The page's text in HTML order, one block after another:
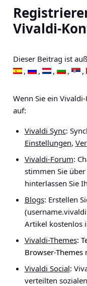
Vivaldi-
Dieser Beitrag ist
Wenn Sie ein
auf:
Vivaldi Sync:
Einstellungen,
Vivaldi-Forum:
stimmen Sie
hinterlassen Sie
Blogs: Erstellen
Artikel kostenlos
Vivaldi-Themes:
Browser-
Vivaldi Social:
verteilten